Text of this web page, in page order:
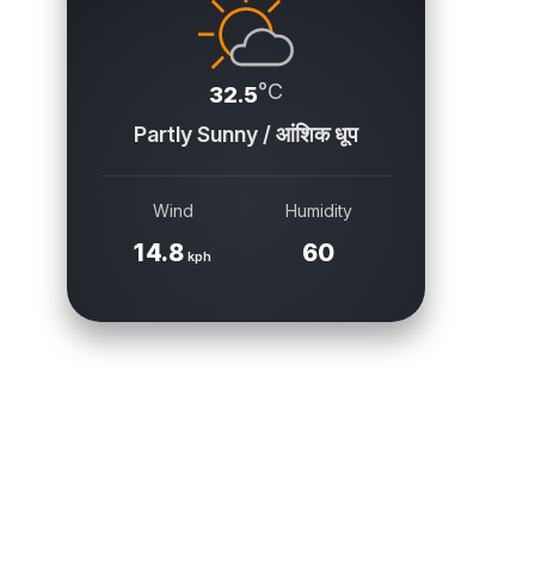
32.5°C
Partly Sunny / आंशिक धूप
Wind
14.8 kph
Humidity
60